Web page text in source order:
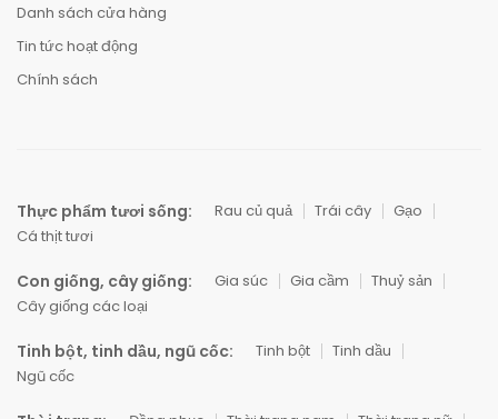
Danh sách cửa hàng
Tin tức hoạt động
Chính sách
Thực phẩm tươi sống: Rau củ quả Trái cây
Gạo
Cá thịt tươi
Con giống, cây giống: Gia súc Gia cầm
Thuỷ sản
Cây giống các loại
Tinh bột, tinh dầu, ngũ cốc: Tinh bột
Tinh dầu
Ngũ cốc